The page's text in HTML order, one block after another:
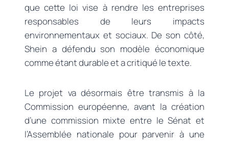
que cette loi vise à rendre les entreprises
responsables de leurs impacts
environnementaux et sociaux. De son côté,
Shein a défendu son modèle économique
comme étant durable et a critiqué le texte.
Le projet va désormais être transmis à la
Commission européenne, avant la création
d’une commission mixte entre le Sénat et
l’Assemblée nationale pour parvenir à une